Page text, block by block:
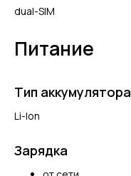
dual-SIM
Питание
Тип аккумулятора
Li-Ion
Зарядка